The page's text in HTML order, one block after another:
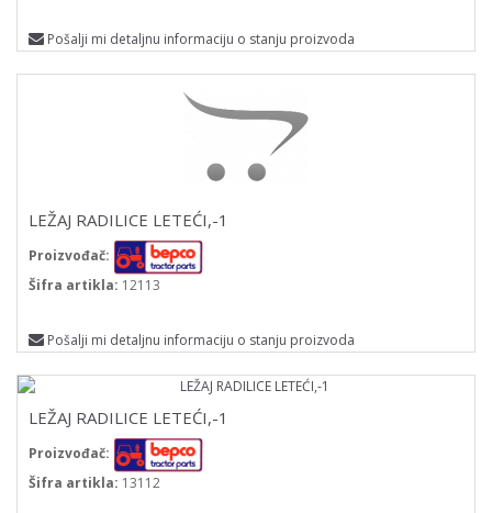
Pošalji mi detaljnu informaciju o stanju proizvoda
LEŽAJ RADILICE LETEĆI,-1
Proizvođač:
Šifra artikla: 12113
Pošalji mi detaljnu informaciju o stanju proizvoda
LEŽAJ RADILICE LETEĆI,-1
Proizvođač:
Šifra artikla: 13112